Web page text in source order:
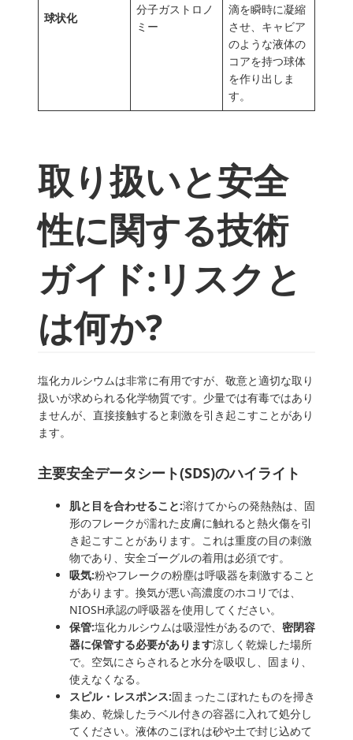
球状化
分子ガストロノ
ミー
滴を瞬時に凝縮
させ、キャビア
のような液体の
コアを持つ球体
を作り出しま
す。
取り扱いと安全
性に関する技術
ガイド:リスクと
は何か?
塩化カルシウムは非常に有用ですが、敬意と適切な取り
扱いが求められる化学物質です。少量では有毒ではあり
ませんが、直接接触すると刺激を引き起こすことがあり
ます。
主要安全データシート(SDS)のハイライト
肌と目を合わせること:溶けてからの発熱熱は、固
形のフレークが濡れた皮膚に触れると熱火傷を引
き起こすことがあります。これは重度の目の刺激
物であり、安全ゴーグルの着用は必須です。
吸気:粉やフレークの粉塵は呼吸器を刺激すること
があります。換気が悪い高濃度のホコリでは、
NIOSH承認の呼吸器を使用してください。
保管:塩化カルシウムは吸湿性があるので、 密閉容
器に保管する必要があります涼しく乾燥した場所
で。空気にさらされると水分を吸収し、固まり、
使えなくなる。
スピル・レスポンス:固まったこぼれたものを掃き
集め、乾燥したラベル付きの容器に入れて処分し
てください。液体のこぼれは砂や土で封じ込めて